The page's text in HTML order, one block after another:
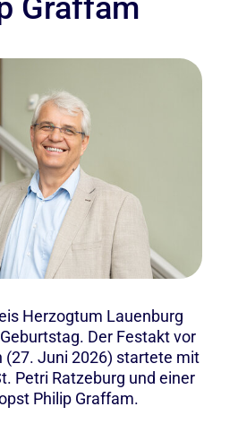
Graffam
Herzogtum Lauenburg
Der Festakt vor
(27. Juni 2026) startete mit
Petri Ratzeburg und einer
Philip Graffam.